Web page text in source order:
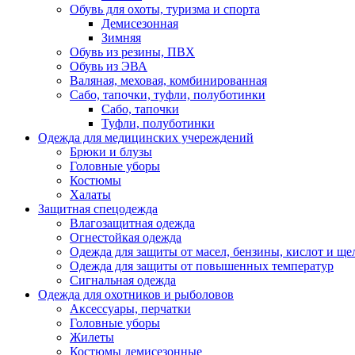
Обувь для охоты, туризма и спорта
Демисезонная
Зимняя
Обувь из резины, ПВХ
Обувь из ЭВА
Валяная, меховая, комбинированная
Сабо, тапочки, туфли, полуботинки
Сабо, тапочки
Туфли, полуботинки
Одежда для медицинских учереждений
Брюки и блузы
Головные уборы
Костюмы
Халаты
Защитная спецодежда
Влагозащитная одежда
Огнестойкая одежда
Одежда для защиты от масел, бензины, кислот и
Одежда для защиты от повышенных температур
Сигнальная одежда
Одежда для охотников и рыболовов
Аксессуары, перчатки
Головные уборы
Жилеты
Костюмы демисезонные